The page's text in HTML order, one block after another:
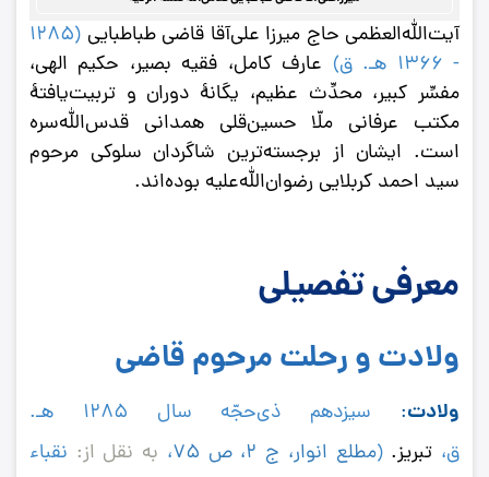
آیت‌الله‌العظمی حاج میرزا‌ علی‌آقا قاضی طباطبایی (1285
- 1366 هـ. ق)
عارف کامل، فقیه بصیر، حکیم الهی،
مفسِّر کبیر، محدِّث عظیم، یگانۀ دوران و تربیت‌یافتۀ
مکتب عرفانی ملّا حسین‌قلی همدانی قدس‌الله‌سره
است. ایشان از برجسته‌ترین شاگردان سلوکی مرحوم
سید احمد کربلایی رضوان‌الله‌علیه بوده‌اند.
معرفی تفصیلی
ولادت و رحلت مرحوم قاضی
ولادت:
سیزدهم ذی‌حجّه سال ١٢٨٥ ه‍ـ.
ق، تبریز. (مطلع انوار، ج ٢، ص 75 ، به نقل از: نقباء